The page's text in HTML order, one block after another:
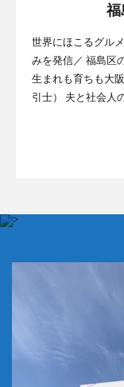
福
世界にほこるグル
みを発信／ 福島区
生まれも育ちも大
引士） 夫と社会人